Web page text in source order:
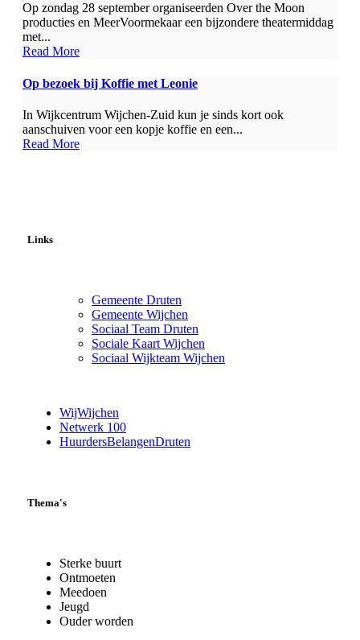
Op zondag 28 september organiseerden Over the Moon
producties en MeerVoormekaar een bijzondere theatermiddag
met...
Read More
Op bezoek bij Koffie met Leonie
In Wijkcentrum Wijchen-Zuid kun je sinds kort ook
aanschuiven voor een kopje koffie en een...
Read More
Links
Gemeente Druten
Gemeente Wijchen
Sociaal Team Druten
Sociale Kaart Wijchen
Sociaal Wijkteam Wijchen
WijWijchen
Netwerk 100
HuurdersBelangenDruten
Thema's
Sterke buurt
Ontmoeten
Meedoen
Jeugd
Ouder worden